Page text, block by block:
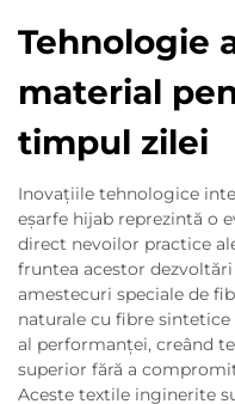
Tehnologie
material
timpul zilei
Inovațiile tehnologice
eșarfe hijab reprezintă o
direct nevoilor practice
fruntea acestor
amestecuri speciale de
naturale cu fibre
al performanței, creând
superior fără a
Aceste textile inginerite